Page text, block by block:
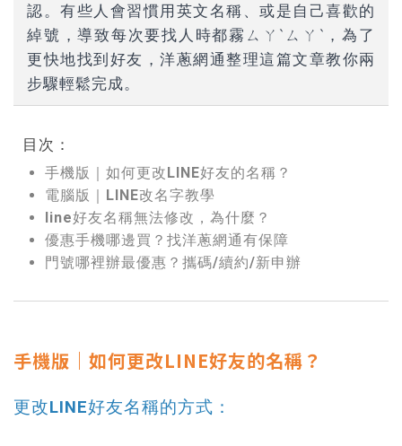
認。有些人會習慣用英文名稱、或是自己喜歡的
綽號，導致每次要找人時都霧ㄙㄚˋㄙㄚˋ，為了
更快地找到好友，洋蔥網通整理這篇文章教你兩
步驟輕鬆完成。
目次：
手機版｜如何更改LINE好友的名稱？
電腦版｜LINE改名字教學
line好友名稱無法修改，為什麼？
優惠手機哪邊買？找洋蔥網通有保障
門號哪裡辦最優惠？攜碼/續約/新申辦
手機版｜如何更改LINE好友的名稱？
更改LINE好友名稱的方式：